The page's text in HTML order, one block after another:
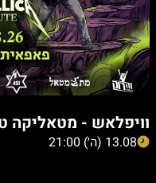
וויפלאש - מטאליקה
13.08 (ה׳) 21:00